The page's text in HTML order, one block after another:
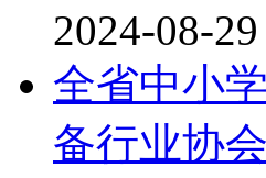
2024-08-29
全省中小
备行业协